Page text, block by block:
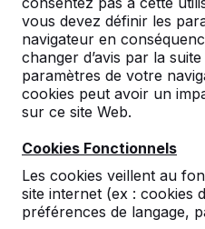
vous devez définir les
navigateur en
changer d’avis par la
paramètres de votre
cookies peut avoir un
sur ce site Web.
Cookies Fonctionnels
Les cookies veillent au
site internet (ex : cookies
préférences de langage,
Tables de
de HeBlad
Vous êtes a la bonne
ping-pong outdoor que
pendant des nombreuses
entreprise avec des
fabrication de tables de
savons faire une table de
utilisation à l’extérieur.
peuvent s’amuser sans fin